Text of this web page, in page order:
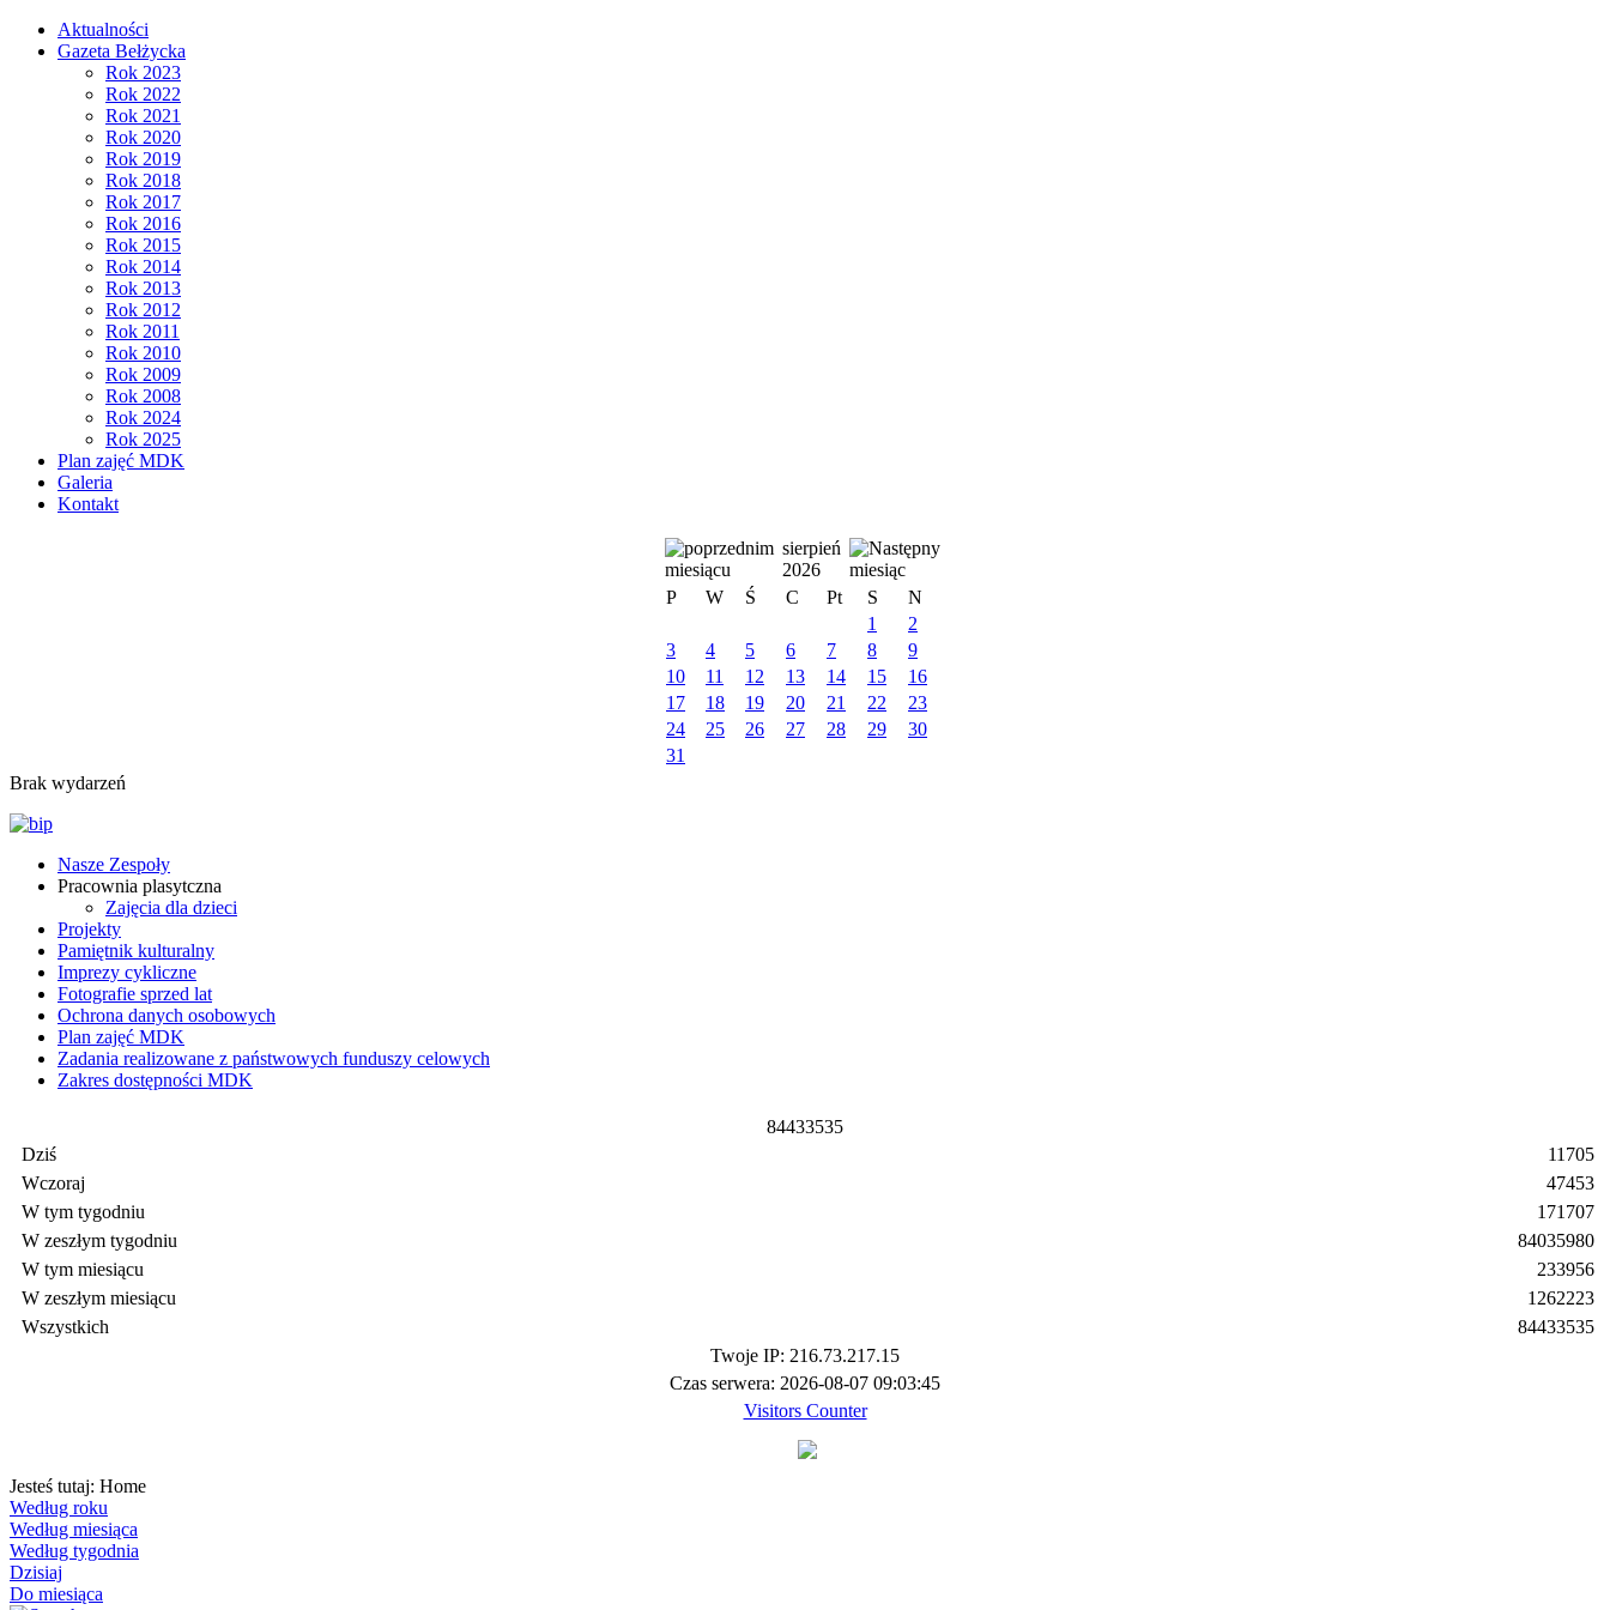
Aktualności
Gazeta Bełżycka
Rok 2023
Rok 2022
Rok 2021
Rok 2020
Rok 2019
Rok 2018
Rok 2017
Rok 2016
Rok 2015
Rok 2014
Rok 2013
Rok 2012
Rok 2011
Rok 2010
Rok 2009
Rok 2008
Rok 2024
Rok 2025
Plan zajęć MDK
Galeria
Kontakt
sierpień
2026
P
W Ś C Pt S
N
1
2
3
4 5 6 7 8
9
10
11 12 13 14 15
16
17
18 19 20 21 22
23
24
25 26 27 28 29
30
31
Brak wydarzeń
Nasze Zespoły
Pracownia plasytczna
Zajęcia dla dzieci
Projekty
Pamiętnik kulturalny
Imprezy cykliczne
Fotografie sprzed lat
Ochrona danych osobowych
Plan zajęć MDK
Zadania realizowane z państwowych funduszy celowych
Zakres dostępności MDK
84433535
Dziś
Wczoraj
W tym tygodniu
W zeszłym tygodniu
W tym miesiącu
W zeszłym miesiącu
Wszystkich
11705
47453
171707
84035980
233956
1262223
84433535
Twoje IP: 216.73.217.15
Czas serwera: 2026-08-07 09:03:45
Visitors Counter
Jesteś tutaj: Home
Według roku
Według miesiąca
Według tygodnia
Dzisiaj
Do miesiąca